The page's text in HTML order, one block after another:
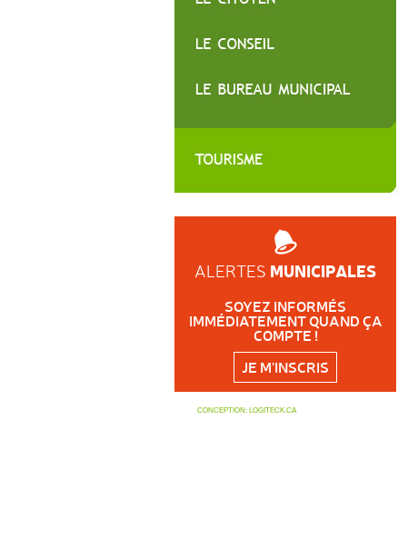
ALERTES MUNICIPALES
SOYEZ INFORMÉS
IMMÉDIATEMENT QUAND ÇA
COMPTE !
JE M'INSCRIS
CONCEPTION: LOGITECK.CA